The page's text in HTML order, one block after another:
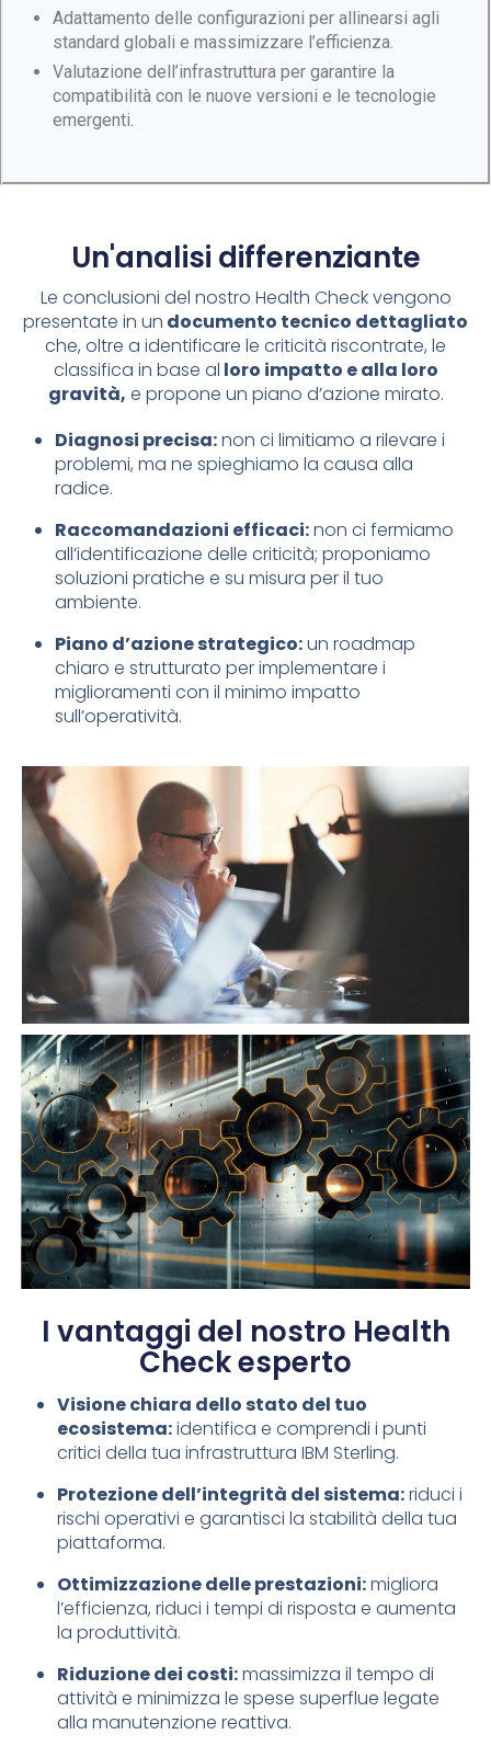
Adattamento delle configurazioni per allinearsi agli
standard globali e massimizzare l’efficienza.
Valutazione dell’infrastruttura per garantire la
compatibilità con le nuove versioni e le tecnologie
emergenti.
Un'analisi differenziante
Le conclusioni del nostro Health Check vengono
presentate in un documento tecnico dettagliato
che, oltre a identificare le criticità riscontrate, le
classifica in base al loro impatto e alla loro
gravità, e propone un piano d’azione mirato.
Diagnosi precisa:non ci limitiamo a rilevare i
problemi, ma ne spieghiamo la causa alla
radice.
Raccomandazioni efficaci:non ci fermiamo
all’identificazione delle criticità; proponiamo
soluzioni pratiche e su misura per il tuo
ambiente.
Piano d’azione strategico:un roadmap
chiaro e strutturato per implementare i
miglioramenti con il minimo impatto
sull’operatività.
I vantaggi del nostro Health
Check esperto
Visione chiara dello stato del tuo
ecosistema:identifica e comprendi i punti
critici della tua infrastruttura IBM Sterling.
Protezione dell’integrità del sistema:riduci i
rischi operativi e garantisci la stabilità della tua
piattaforma.
Ottimizzazione delle prestazioni:migliora
l’efficienza, riduci i tempi di risposta e aumenta
la produttività.
Riduzione dei costi:massimizza il tempo di
attività e minimizza le spese superflue legate
alla manutenzione reattiva.